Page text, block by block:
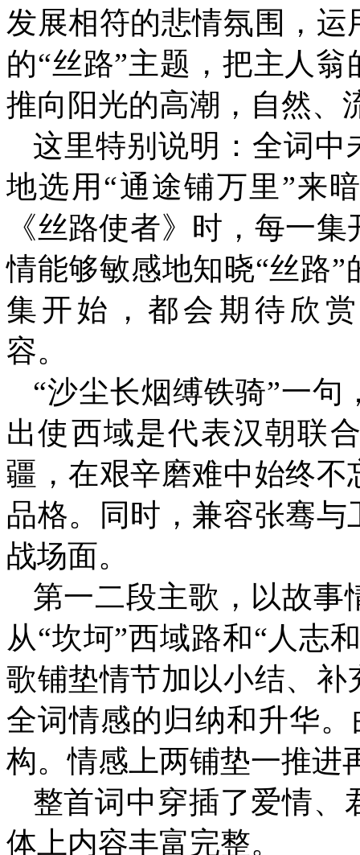
发展相符的悲情氛围，
的“丝路”主题，把主人
推向阳光的高潮，自然
这里特别说明：全词中
地选用“通途铺万里”来
《丝路使者》时，每一
情能够敏感地知晓“丝路
集开始，都会期待欣
容。
“沙尘长烟缚铁骑”一句
出使西域是代表汉朝联
疆，在艰辛磨难中始终
品格。同时，兼容张骞
战场面。
第一二段主歌，以故事
从“坎坷”西域路和“人志
歌铺垫情节加以小结、
全词情感的归纳和升华
构。情感上两铺垫一推
整首词中穿插了爱情、
体上内容丰富完整。